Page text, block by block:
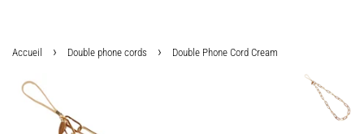
Accueil › Double phone cords › Double Phone Cord Cream